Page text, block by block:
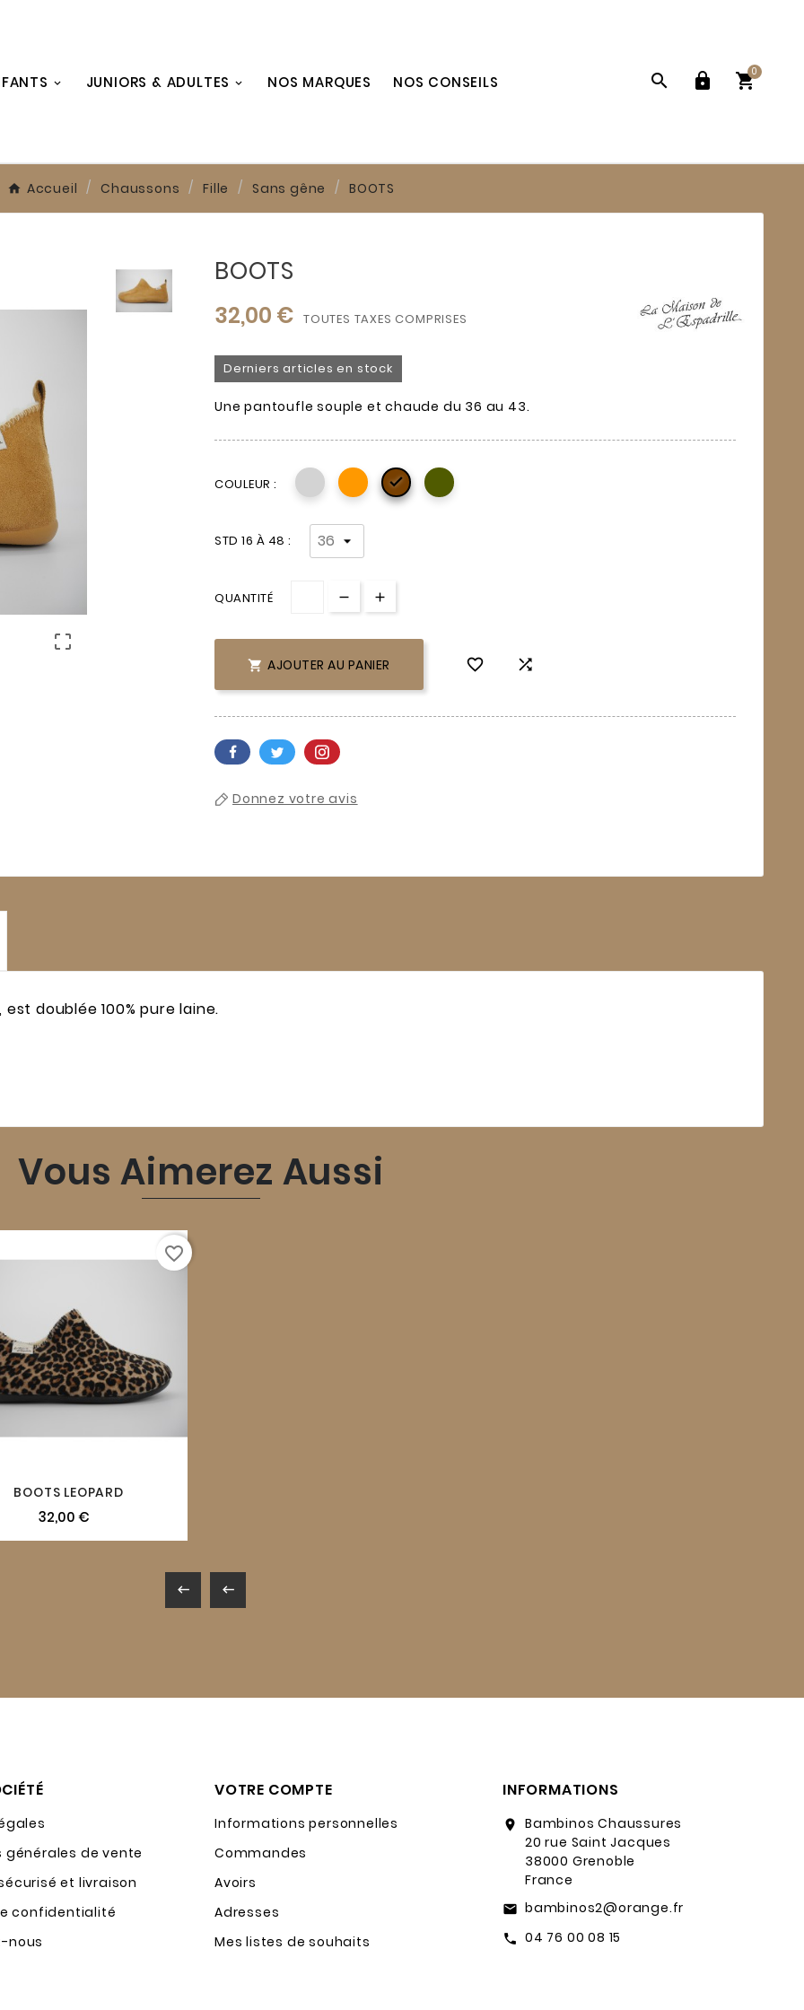
JUNIORS & ADULTES NOS MARQUES NOS CONSEILS   
0
Accueil Chaussons Fille Sans gêne BOOTS

BOOTS
32,00 € TOUTES TAXES COMPRISES
Derniers articles en stock
Une pantoufle souple et chaude du 36 au 43.
COULEUR : 
STD 16 À 48 :
QUANTITÉ
 AJOUTER AU PANIER  
Donnez votre avis
doublée 100% pure laine.
Vous Aimerez Aussi
BOOTS LEOPARD
32,00 €
favorite_border
 
générales de vente
et livraison
confidentialité
nous
VOTRE COMPTE
Informations personnelles
Commandes
Avoirs
Adresses
Mes listes de souhaits
INFORMATIONS
location_on
Bambinos Chaussures
20 rue Saint Jacques
38000 Grenoble
France
email bambinos2@orange.fr
call 04 76 00 08 15